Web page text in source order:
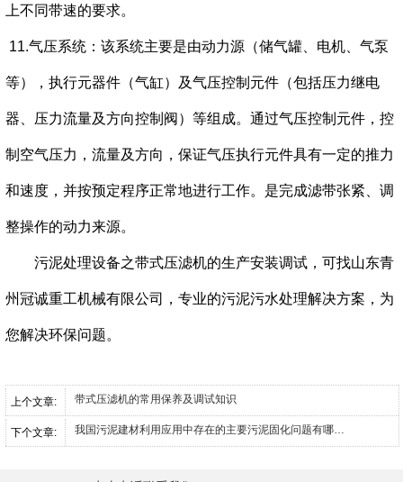
上不同带速的要求。
11.气压系统：该系统主要是由动力源（储气罐、电机、气泵
等），执行元器件（气缸）及气压控制元件（包括压力继电
器、压力流量及方向控制阀）等组成。通过气压控制元件，控
制空气压力，流量及方向，保证气压执行元件具有一定的推力
和速度，并按预定程序正常地进行工作。是完成滤带张紧、调
整操作的动力来源。
污泥处理设备之带式压滤机的生产安装调试，可找山东青
州冠诚重工机械有限公司，专业的污泥污水处理解决方案，为
您解决环保问题。
上个文章: 带式压滤机的常用保养及调试知识
下个文章: 我国污泥建材利用应用中存在的主要污泥固化问题有哪些？